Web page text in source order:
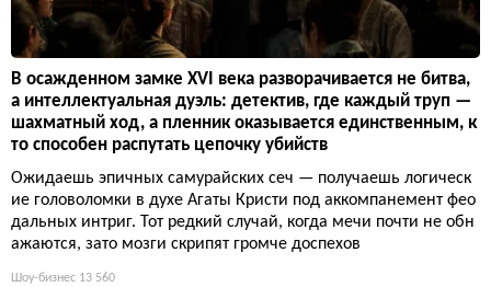
В осажденном замке XVI века разворачивается не битва,
а интеллектуальная дуэль: детектив, где каждый труп —
шахматный ход, а пленник оказывается единственным, к
то способен распутать цепочку убийств
Ожидаешь эпичных самурайских сеч — получаешь логическ
ие головоломки в духе Агаты Кристи под аккомпанемент фео
дальных интриг. Тот редкий случай, когда мечи почти не обн
ажаются, зато мозги скрипят громче доспехов
Шоу-бизнес 13 560